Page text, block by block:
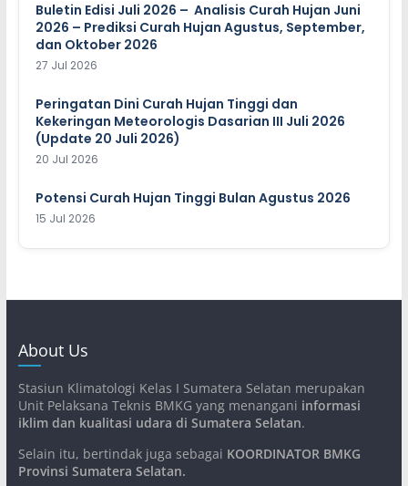
Buletin Edisi Juli 2026 – Analisis Curah Hujan Juni
2026 – Prediksi Curah Hujan Agustus, September,
dan Oktober 2026
27 Jul 2026
Peringatan Dini Curah Hujan Tinggi dan
Kekeringan Meteorologis Dasarian III Juli 2026
(Update 20 Juli 2026)
20 Jul 2026
Potensi Curah Hujan Tinggi Bulan Agustus 2026
15 Jul 2026
About Us
Stasiun Klimatologi Kelas I Sumatera Selatan merupakan
Unit Pelaksana Teknis BMKG yang menangani informasi
iklim dan kualitasi udara di Sumatera Selatan.
Selain itu, bertindak juga sebagai KOORDINATOR BMKG
Provinsi Sumatera Selatan.